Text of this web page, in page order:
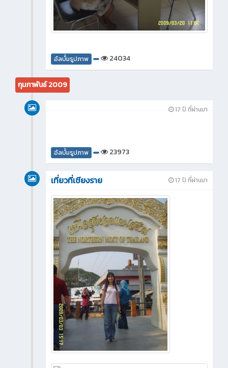
อัลบั้มรูปภาพ 24034
กุมภาพันธ์ 2009
17 ปี ที่ผ่านมา
อัลบั้มรูปภาพ 23973
17 ปี ที่ผ่านมา
เที่ยวที่เชียงราย